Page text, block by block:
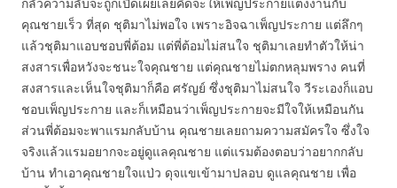
คุณชายเร็ว ที่สุด ชุติมาไม่พอใจ เพราะอิจฉาเพ็ญประกาย แต่ลึกๆ
แล้วชุติมาแอบชอบพี่ต้อม แต่พี่ต้อมไม่สนใจ ชุติมาเลยทำตัวให้น่า
สงสารเพื่อหวังจะชนะใจคุณชาย แต่คุณชายไม่ตกหลุมพราง คนที่
สงสารและเห็นใจชุติมาก็คือ ศรัญย์ ซึ่งชุติมาไม่สนใจ วีระเองก็แอบ
ชอบเพ็ญประกาย และก็เหมือนว่าเพ็ญประกายจะมีใจให้เหมือนกัน
ส่วนพี่ต้อมจะพาแรมกลับบ้าน คุณชายเลยถามความสมัครใจ ซึ่งใจ
จริงแล้วแรมอยากจะอยู่ดูแลคุณชาย แต่แรมต้องตอบว่าอยากกลับ
บ้าน ทำเอาคุณชายใจแป่ว ดุจแขเข้ามาปลอบ ดูแลคุณชาย เพื่อ